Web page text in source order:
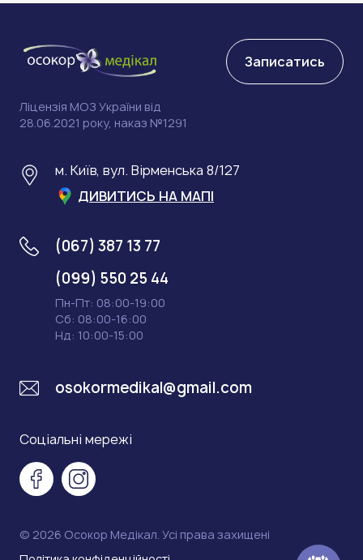
Ліцензія МОЗ України від
28.06.2021 року, наказ №1291
м. Київ, вул. Вірменська 8/127
ДИВИТИСЬ НА МАПІ
osokormedikal@gmail.com
(067) 387 13 77
(099) 550 25 44
Пн-Пт: 08:00-19:00
Сб: 08:00-16:00
Нд: 10:00-15:00
Соціальні мережі
Записатись
© 2026 Осокор Медікал. Усі права захищені